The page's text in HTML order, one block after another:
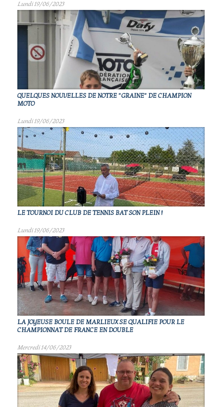
Lundi 19/06/2023
QUELQUES NOUVELLES DE NOTRE "GRAINE" DE CHAMPION
MOTO
Lundi 19/06/2023
LE TOURNOI DU CLUB DE TENNIS BAT SON PLEIN !
Lundi 19/06/2023
LA JOYEUSE BOULE DE MARLIEUX SE QUALIFIE POUR LE
CHAMPIONNAT DE FRANCE EN DOUBLE
Mercredi 14/06/2023